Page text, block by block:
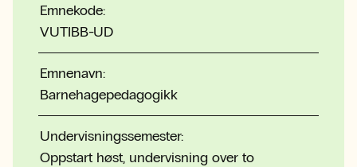
Emnekode:
VUTIBB-UD
Emnenavn:
Barnehagepedagogikk
Undervisningssemester:
Oppstart høst, undervisning over to